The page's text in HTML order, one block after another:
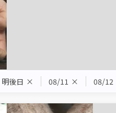
明後日 × 08/11 × 08/12